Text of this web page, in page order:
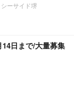
ーサイド堺
日まで/大量募集